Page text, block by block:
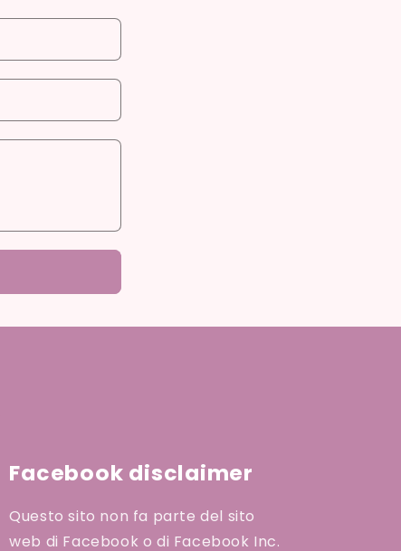
Facebook disclaimer
Questo sito non fa parte del sito
web di Facebook o di Facebook Inc.